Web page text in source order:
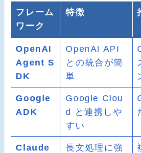
フレーム
ワーク
特徴
OpenAI
Agent S
DK
OpenAI API
との統合が簡
単
Google
ADK
Google Clou
d と連携しや
すい
Claude
長文処理に強